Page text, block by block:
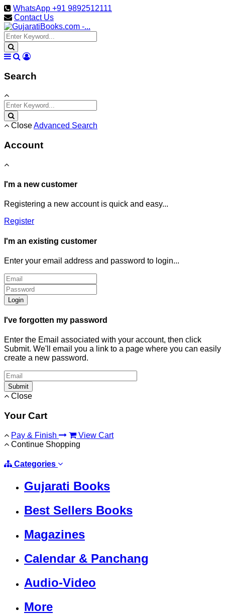
WhatsApp +91 9892512111
Contact Us
Search
CloseAdvanced Search
Account
I'm a new customer
Registering a new account is quick and easy...
Register
I'm an existing customer
Enter your email address and password to login...
Login
I've forgotten my password
Enter the Email associated with your account, then click
Submit. We'll email you a link to a page where you can easily
create a new password.
Submit
Close
Your Cart
Pay & Finish
View Cart
Continue Shopping
Categories
Gujarati Books
Best Sellers Books
Magazines
Calendar & Panchang
Audio-Video
More